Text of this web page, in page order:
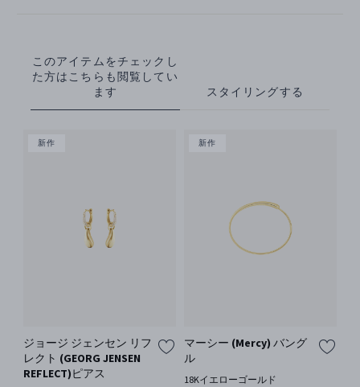
このアイテムをチェックし
た方はこちらも閲覧してい
ます
スタイリングする
ジョージ ジェンセン リフ
レクト (GEORG JENSEN
REFLECT)ピアス
マーシー (Mercy) バング
ル
18Kイエローゴールド